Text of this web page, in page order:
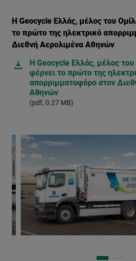
Η Geocycle Ελλάς, μέλος του
το πρώτο της ηλεκτρικό
Διεθνή Αερολιμένα Αθηνών
Η Geocycle Ελλάς, μέλος
φέρνει το πρώτο της
απορριμματοφόρο στον
Αθηνών
(pdf, 0.27 MB)